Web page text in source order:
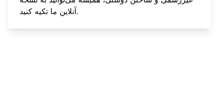
آنلاینما تکیه کنید.